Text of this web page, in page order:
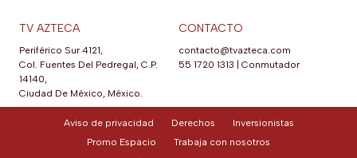
TV AZTECA
Periférico Sur 4121,
Col. Fuentes Del Pedregal, C.P.
14140,
Ciudad De México, México.
CONTACTO
contacto@tvazteca.com
55 1720 1313 | Conmutador
Aviso de privacidad Derechos
Inversionistas
Promo Espacio
Trabaja con nosotros